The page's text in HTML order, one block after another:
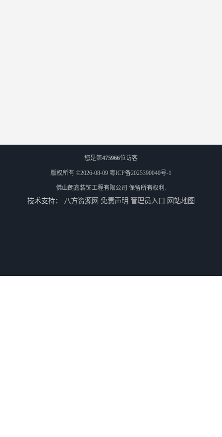
您是第475966位访客
版权所有 ©2026-08-09 粤ICP备2025390040号-1
佛山朗鑫装饰工程有限公司 保留所有权利.
技术支持： 八方资源网 免责声明 管理员入口 网站地图